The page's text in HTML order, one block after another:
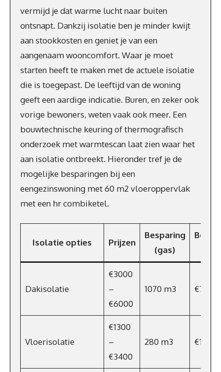
vermijd je dat warme lucht naar buiten
ontsnapt. Dankzij isolatie ben je minder kwijt
aan stookkosten en geniet je van een
aangenaam wooncomfort. Waar je moet
starten heeft te maken met de actuele isolatie
die is toegepast. De leeftijd van de woning
geeft een aardige indicatie. Buren, en zeker ook
vorige bewoners, weten vaak ook meer. Een
bouwtechnische keuring of thermografisch
onderzoek met warmtescan laat zien waar het
aan isolatie ontbreekt. Hieronder tref je de
mogelijke besparingen bij een
eengezinswoning met 60 m2 vloeroppervlak
met een hr combiketel.
Isolatie opties Prijzen
Besparing
(gas)
Dakisolatie
€3000
–
€6000
1070 m3 €738
Vloerisolatie
€1300
–
€3400
280 m3 €193